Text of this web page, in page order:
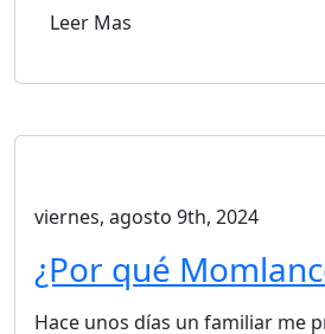
Leer Mas
viernes, agosto 9th, 2024
¿Por qué
Hace unos días un familiar me